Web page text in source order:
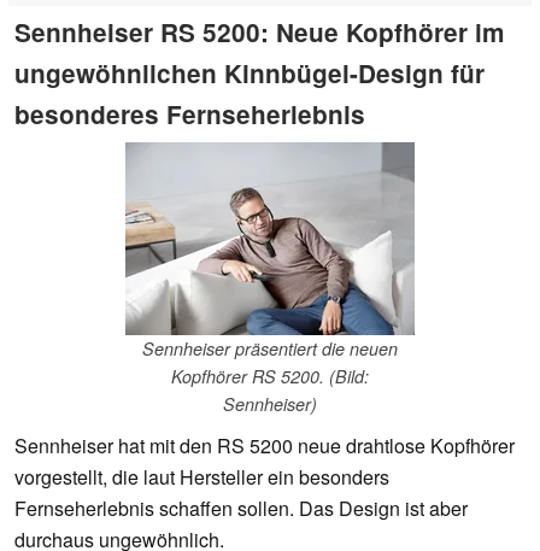
Sennheiser RS 5200: Neue Kopfhörer im
ungewöhnlichen Kinnbügel-Design für
besonderes Fernseherlebnis
Sennheiser präsentiert die neuen
Kopfhörer RS 5200. (Bild:
Sennheiser)
Sennheiser hat mit den RS 5200 neue drahtlose Kopfhörer
vorgestellt, die laut Hersteller ein besonders
Fernseherlebnis schaffen sollen. Das Design ist aber
durchaus ungewöhnlich.